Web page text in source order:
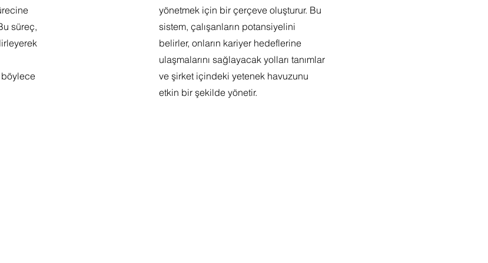
süreç,
böylece
yönetmek için bir çerçeve oluşturur. Bu
sistem, çalışanların potansiyelini
belirler, onların kariyer hedeflerine
ulaşmalarını sağlayacak yolları tanımlar
ve şirket içindeki yetenek havuzunu
etkin bir şekilde yönetir.